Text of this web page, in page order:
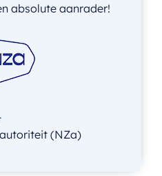
absolute aanrader!
(NZa)